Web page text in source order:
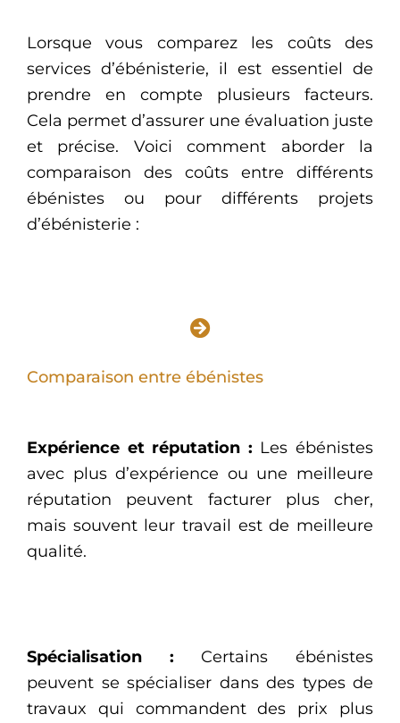
Lorsque vous comparez les coûts des
services d’ébénisterie, il est essentiel de
prendre en compte plusieurs facteurs.
Cela permet d’assurer une évaluation juste
et précise. Voici comment aborder la
comparaison des coûts entre différents
ébénistes ou pour différents projets
d’ébénisterie :
Comparaison entre ébénistes
Expérience et réputation : Les ébénistes
avec plus d’expérience ou une meilleure
réputation peuvent facturer plus cher,
mais souvent leur travail est de meilleure
qualité.
Spécialisation : Certains ébénistes
peuvent se spécialiser dans des types de
travaux qui commandent des prix plus